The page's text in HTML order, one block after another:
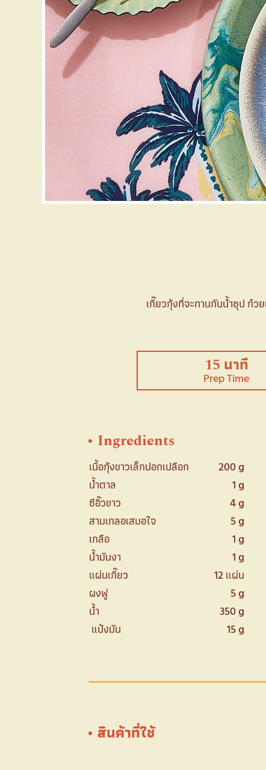
เกี๊ยวกุ้งที่จะทานกับน้ำซุป ก๋ว
15 นาที
Prep Time
Ingredients
เนื้อกุ้งขาวเล็กปอกเปลือก
200 g
น้ำตาล
1 g
ซีอิ๊วขาว
4 g
สามเกลอเสมอใจ
5 g
เกลือ
1 g
น้ำมันงา
1 g
แผ่นเกี๊ยว
12 แผ่น
ผงฟู
5 g
น้ำ
350 g
แป้งมัน
15 g
สินค้าที่ใช้